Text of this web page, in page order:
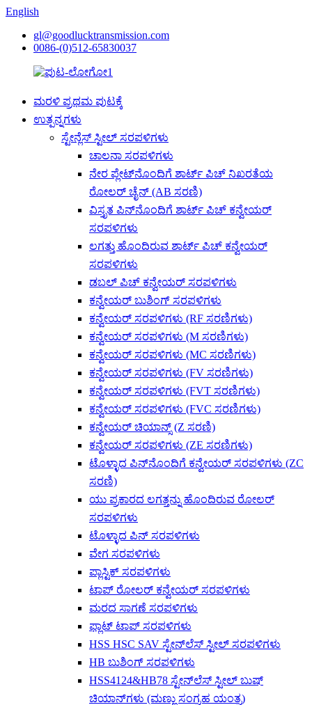
English
gl@goodlucktransmission.com
0086-(0)512-65830037
ಮರಳಿ ಪ್ರಥಮ ಪುಟಕ್ಕೆ
ಉತ್ಪನ್ನಗಳು
ಸ್ಟೇನ್ಲೆಸ್ ಸ್ಟೀಲ್ ಸರಪಳಿಗಳು
ಚಾಲನಾ ಸರಪಳಿಗಳು
ನೇರ ಪ್ಲೇಟ್‌ನೊಂದಿಗೆ ಶಾರ್ಟ್ ಪಿಚ್ ನಿಖರತೆಯ
ರೋಲರ್ ಚೈನ್ (AB ಸರಣಿ)
ವಿಸ್ತೃತ ಪಿನ್‌ನೊಂದಿಗೆ ಶಾರ್ಟ್ ಪಿಚ್ ಕನ್ವೇಯರ್
ಸರಪಳಿಗಳು
ಲಗತ್ತು ಹೊಂದಿರುವ ಶಾರ್ಟ್ ಪಿಚ್ ಕನ್ವೇಯರ್
ಸರಪಳಿಗಳು
ಡಬಲ್ ಪಿಚ್ ಕನ್ವೇಯರ್ ಸರಪಳಿಗಳು
ಕನ್ವೇಯರ್ ಬುಶಿಂಗ್ ಸರಪಳಿಗಳು
ಕನ್ವೇಯರ್ ಸರಪಳಿಗಳು (RF ಸರಣಿಗಳು)
ಕನ್ವೇಯರ್ ಸರಪಳಿಗಳು (M ಸರಣಿಗಳು)
ಕನ್ವೇಯರ್ ಸರಪಳಿಗಳು (MC ಸರಣಿಗಳು)
ಕನ್ವೇಯರ್ ಸರಪಳಿಗಳು (FV ಸರಣಿಗಳು)
ಕನ್ವೇಯರ್ ಸರಪಳಿಗಳು (FVT ಸರಣಿಗಳು)
ಕನ್ವೇಯರ್ ಸರಪಳಿಗಳು (FVC ಸರಣಿಗಳು)
ಕನ್ವೇಯರ್ ಚಿಯಾನ್ಸ್ (Z ಸರಣಿ)
ಕನ್ವೇಯರ್ ಸರಪಳಿಗಳು (ZE ಸರಣಿಗಳು)
ಟೊಳ್ಳಾದ ಪಿನ್‌ನೊಂದಿಗೆ ಕನ್ವೇಯರ್ ಸರಪಳಿಗಳು (ZC
ಸರಣಿ)
ಯು ಪ್ರಕಾರದ ಲಗತ್ತನ್ನು ಹೊಂದಿರುವ ರೋಲರ್
ಸರಪಳಿಗಳು
ಟೊಳ್ಳಾದ ಪಿನ್ ಸರಪಳಿಗಳು
ವೇಗ ಸರಪಳಿಗಳು
ಪ್ಲಾಸ್ಟಿಕ್ ಸರಪಳಿಗಳು
ಟಾಪ್ ರೋಲರ್ ಕನ್ವೇಯರ್ ಸರಪಳಿಗಳು
ಮರದ ಸಾಗಣೆ ಸರಪಳಿಗಳು
ಫ್ಲಾಟ್ ಟಾಪ್ ಸರಪಳಿಗಳು
HSS HSC SAV ಸ್ಟೇನ್‌ಲೆಸ್ ಸ್ಟೀಲ್ ಸರಪಳಿಗಳು
HB ಬುಶಿಂಗ್ ಸರಪಳಿಗಳು
HSS4124&HB78 ಸ್ಟೇನ್‌ಲೆಸ್ ಸ್ಟೀಲ್ ಬುಷ್
ಚಿಯಾನ್‌ಗಳು (ಮಣ್ಣು ಸಂಗ್ರಹ ಯಂತ್ರ)